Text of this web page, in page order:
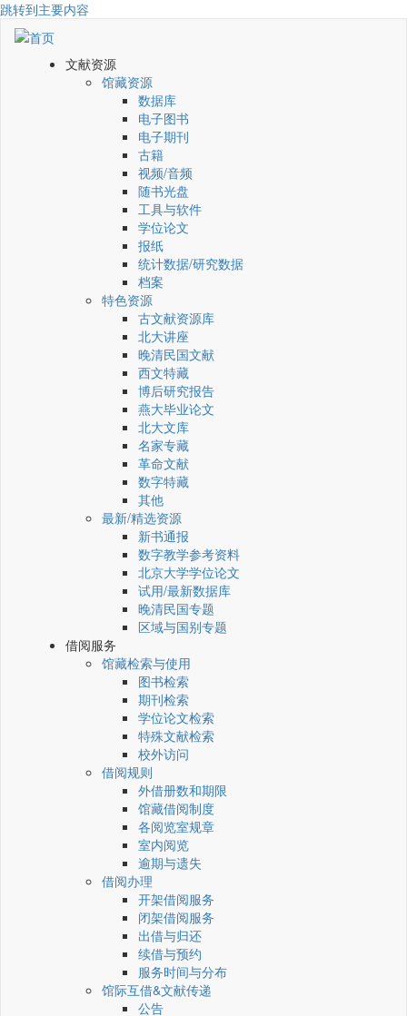
跳转到主要内容
文献资源
馆藏资源
数据库
电子图书
电子期刊
古籍
视频/音频
随书光盘
工具与软件
学位论文
报纸
统计数据/研究数据
档案
特色资源
古文献资源库
北大讲座
晚清民国文献
西文特藏
博后研究报告
燕大毕业论文
北大文库
名家专藏
革命文献
数字特藏
其他
最新/精选资源
新书通报
数字教学参考资料
北京大学学位论文
试用/最新数据库
晚清民国专题
区域与国别专题
借阅服务
馆藏检索与使用
图书检索
期刊检索
学位论文检索
特殊文献检索
校外访问
借阅规则
外借册数和期限
馆藏借阅制度
各阅览室规章
室内阅览
逾期与遗失
借阅办理
开架借阅服务
闭架借阅服务
出借与归还
续借与预约
服务时间与分布
馆际互借&文献传递
公告